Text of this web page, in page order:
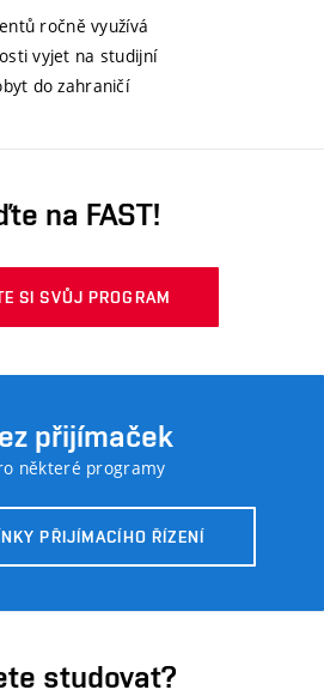
ročně využívá
vyjet na studijní
do zahraničí
na FAST!
SI SVŮJ PROGRAM
přijímaček
některé programy
PŘIJÍMACÍHO ŘÍZENÍ
studovat?